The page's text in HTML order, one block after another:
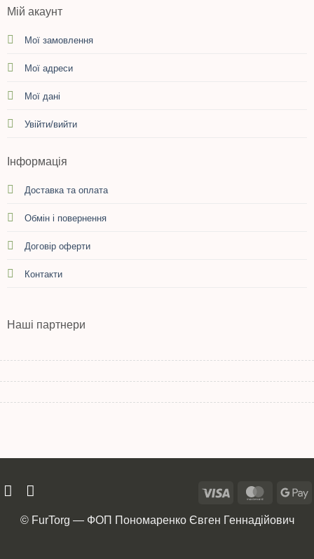
Мій акаунт
Мої замовлення
Мої адреси
Мої дані
Увійти/вийти
Інформація
Доставка та оплата
Обмін і повернення
Договір оферти
Контакти
Наші партнери
© FurTorg — ФОП Пономаренко Євген Геннадійович